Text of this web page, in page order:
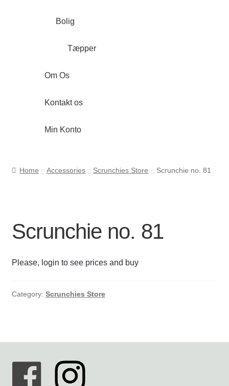
Bolig
Tæpper
Om Os
Kontakt os
Min Konto
Kontakt os
Kurv
Min Konto
Shop
Home Accessories Scrunchies Store Scrunchie no. 81
Scrunchie no. 81
Please, login to see prices and buy
Category: Scrunchies Store